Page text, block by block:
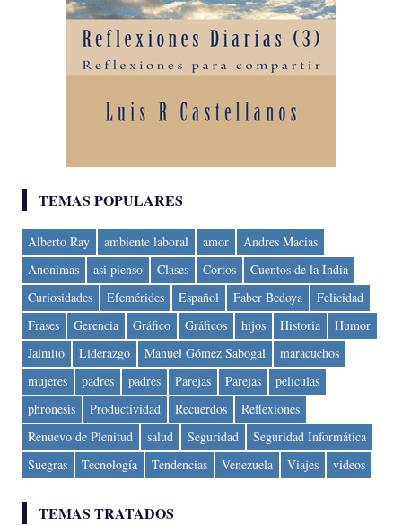
TEMAS POPULARES
Alberto Ray ambiente laboral amor
Andres Macias
Anonimas
asi pienso Clases Cortos
Cuentos de la India
Curiosidades
Efemérides Español Faber Bedoya
Felicidad
Frases
Gerencia Gráfico Gráficos hijos Historia
Humor
Jaimito
Liderazgo Manuel Gómez Sabogal
maracuchos
mujeres
padres padres Parejas Parejas
peliculas
phronesis
Productividad Recuerdos
Reflexiones
Renuevo de Plenitud
salud Seguridad
Seguridad Informática
Suegras
Tecnología Tendencias Venezuela Viajes videos
TEMAS TRATADOS